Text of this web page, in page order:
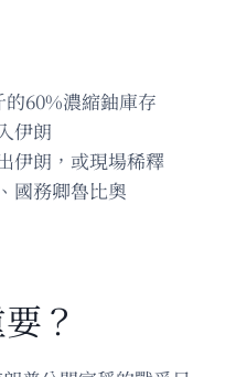
的60%濃縮鈾庫存
伊朗
伊朗，或現場稀釋
國務卿魯比奧
？